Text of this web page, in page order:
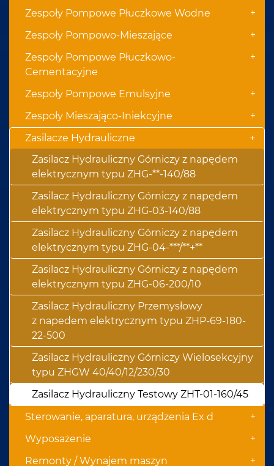
Zespoły Pompowe Płuczkowe Wodne +
Zespoły Pompowo-Mieszające +
Zespoły Pompowe Płuczkowo-
Cementacyjne
+
Zespoły Pompowe Emulsyjne +
Zespoły Mieszająco-Iniekcyjne +
Zasilacze Hydrauliczne +
Zasilacz Hydrauliczny Górniczy z napędem
elektrycznym typu ZHG-**-140/88
Zasilacz Hydrauliczny Górniczy z napędem
elektrycznym typu ZHG-03-140/88
Zasilacz Hydrauliczny Górniczy z napędem
elektrycznym typu ZHG-04-***/**+**
Zasilacz Hydrauliczny Górniczy z napędem
elektrycznym typu ZHG-06-200/10
Zasilacz Hydrauliczny Przemysłowy
z napedem elektrycznym typu ZHP-69-180-
22-500
Zasilacz Hydrauliczny Górniczy Wielosekcyjny
typu ZHGW 40/40/12/230/30
Zasilacz Hydrauliczny Testowy ZHT-01-160/45
Sterowanie, aparatura, urządzenia Ex d +
Wyposażenie +
Remonty / Wynajem maszyn +